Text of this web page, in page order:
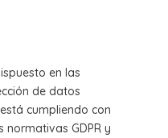
en las
de datos
está cumpliendo con
normativas GDPR y